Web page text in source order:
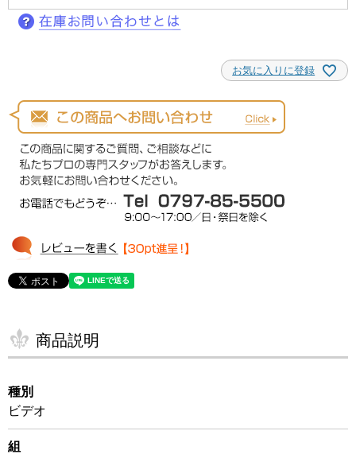
お気に入りに登録
商品説明
種別
ビデオ
組